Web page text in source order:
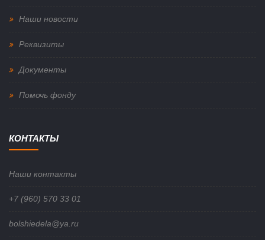
Наши новости
Реквизиты
Документы
Помочь фонду
КОНТАКТЫ
Наши контакты
+7 (960) 570 33 01
bolshiedela@ya.ru